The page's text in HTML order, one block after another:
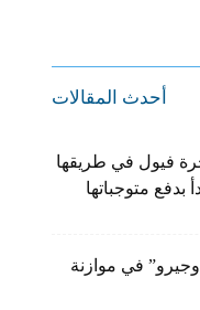
أحدث المقالات
فيول في طريقها
بدفع متوجباتها
في موازنة